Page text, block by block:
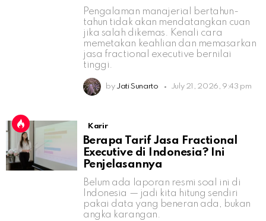
Pengalaman manajerial bertahun-
tahun tidak akan mendatangkan cuan
jika salah dikemas. Kenali cara
memetakan keahlian dan memasarkan
jasa fractional executive bernilai
tinggi.
by Jati Sunarto July 21, 2026, 9:43 pm
Karir
Berapa Tarif Jasa Fractional
Executive di Indonesia? Ini
Penjelasannya
Belum ada laporan resmi soal ini di
Indonesia — jadi kita hitung sendiri
pakai data yang beneran ada, bukan
angka karangan.